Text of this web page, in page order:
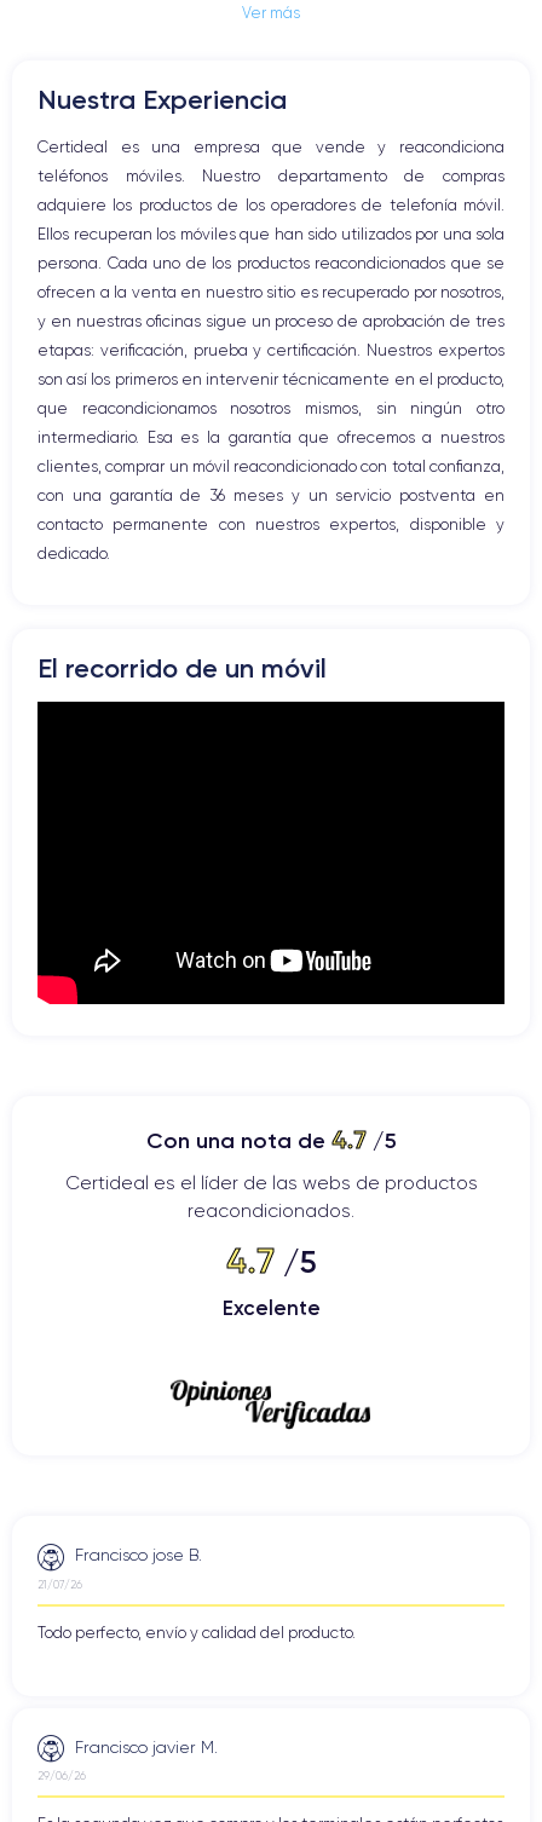
Altavoz
Botón Inicio
Bluetooth
WiFi
Red móvil
Vibración
Conector USB
Ver más
Nuestra Experiencia
Certideal es una empresa que vende y reacondiciona
teléfonos móviles. Nuestro departamento de compras
adquiere los productos de los operadores de telefonía móvil.
Ellos recuperan los móviles que han sido utilizados por una sola
persona. Cada uno de los productos reacondicionados que se
ofrecen a la venta en nuestro sitio es recuperado por nosotros,
y en nuestras oficinas sigue un proceso de aprobación de tres
etapas: verificación, prueba y certificación. Nuestros expertos
son así los primeros en intervenir técnicamente en el producto,
que reacondicionamos nosotros mismos, sin ningún otro
intermediario. Esa es la garantía que ofrecemos a nuestros
clientes, comprar un móvil reacondicionado con total confianza,
con una garantía de 36 meses y un servicio postventa en
contacto permanente con nuestros expertos, disponible y
dedicado.
El recorrido de un móvil
Con una nota de 4.7/5
Certideal es el líder de las webs de productos
reacondicionados.
4.7/5
Excelente
Francisco jose B.
21/07/26
Todo perfecto, envío y calidad del producto.
Francisco javier M.
29/06/26